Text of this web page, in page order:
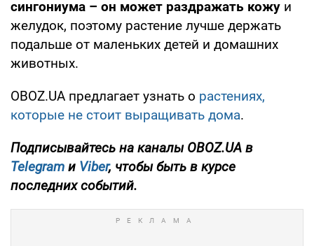
сингониума – он может раздражать кожу и
желудок, поэтому растение лучше держать
подальше от маленьких детей и домашних
животных.
OBOZ.UA предлагает узнать о растениях,
которые не стоит выращивать дома.
Подписывайтесь на каналы OBOZ.UA в
Telegram и Viber, чтобы быть в курсе
последних событий.